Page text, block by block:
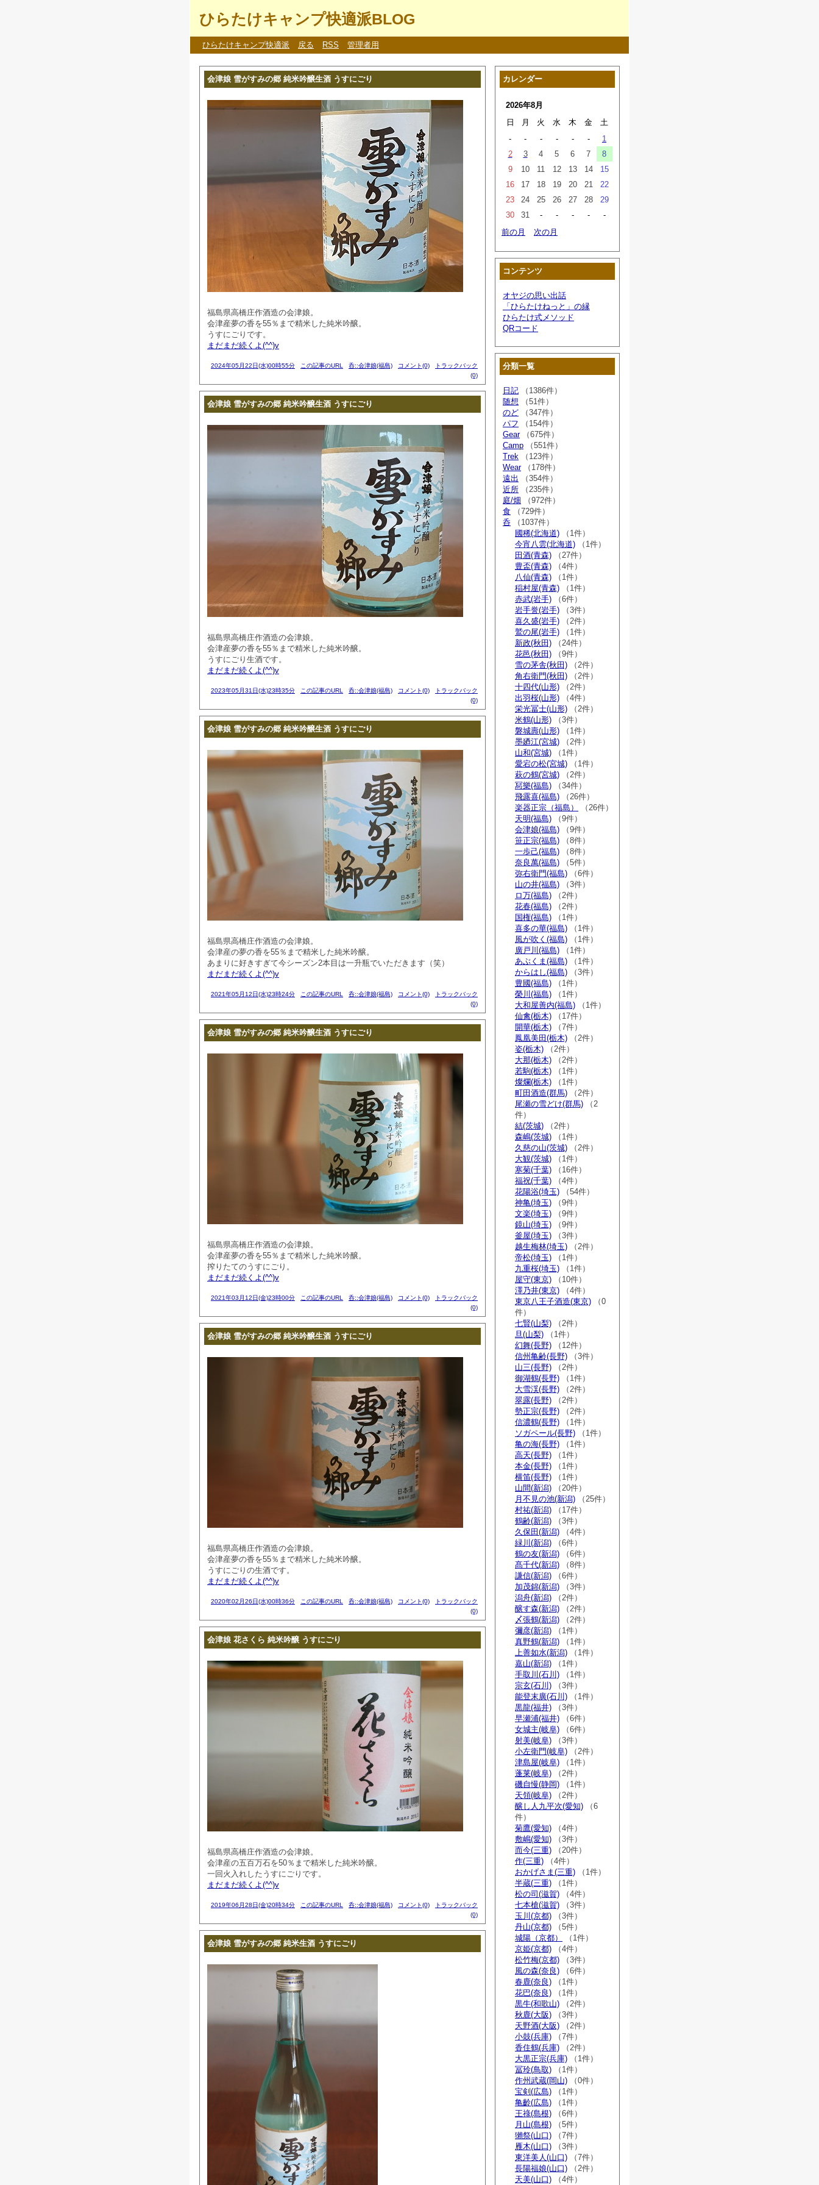
ひらたけキャンプ快適派BLOG
ひらたけキャンプ快適派 戻る RSS 管理者用
会津娘 雪がすみの郷 純米吟醸生酒 うすにごり
福島県高橋庄作酒造の会津娘。
会津産夢の香を55％まで精米した純米吟醸。
うすにごりです。
まだまだ続くよ(^^)v
2024年05月22日(水)00時55分 この記事のURL 呑::会津娘(福島) コメント(0)
トラックバック
(0)
会津娘 雪がすみの郷 純米吟醸生酒 うすにごり
福島県高橋庄作酒造の会津娘。
会津産夢の香を55％まで精米した純米吟醸。
うすにごり生酒です。
まだまだ続くよ(^^)v
2023年05月31日(水)23時35分 この記事のURL 呑::会津娘(福島) コメント(0)
トラックバック
(0)
会津娘 雪がすみの郷 純米吟醸生酒 うすにごり
福島県高橋庄作酒造の会津娘。
会津産の夢の香を55％まで精米した純米吟醸。
あまりに好きすぎて今シーズン2本目は一升瓶でいただきます（笑）
まだまだ続くよ(^^)v
2021年05月12日(水)23時24分 この記事のURL 呑::会津娘(福島) コメント(0)
トラックバック
(0)
会津娘 雪がすみの郷 純米吟醸生酒 うすにごり
福島県高橋庄作酒造の会津娘。
会津産夢の香を55％まで精米した純米吟醸。
搾りたてのうすにごり。
まだまだ続くよ(^^)v
2021年03月12日(金)23時00分 この記事のURL 呑::会津娘(福島) コメント(0)
トラックバック
(0)
会津娘 雪がすみの郷 純米吟醸生酒 うすにごり
福島県高橋庄作酒造の会津娘。
会津産夢の香を55％まで精米した純米吟醸。
うすにごりの生酒です。
まだまだ続くよ(^^)v
2020年02月26日(水)00時36分 この記事のURL 呑::会津娘(福島) コメント(0)
トラックバック
(0)
会津娘 花さくら 純米吟醸 うすにごり
福島県高橋庄作酒造の会津娘。
会津産の五百万石を50％まで精米した純米吟醸。
一回火入れしたうすにごりです。
まだまだ続くよ(^^)v
2019年06月28日(金)20時34分 この記事のURL 呑::会津娘(福島) コメント(0)
トラックバック
(0)
会津娘 雪がすみの郷 純米生酒 うすにごり
カレンダー
2026年8月
日
月 火 水 木 金
土
-
- - - - -
1
2
3 4 5 6 7
8
9
10 11 12 13 14
15
16
17 18 19 20 21
22
23
24 25 26 27 28
29
30
31 - - - -
-
前の月
次の月
コンテンツ
オヤジの思い出話
「ひらたけねっと」の縁
ひらたけ式メソッド
QRコード
分類一覧
日記 （1386件）
随想 （51件）
のど （347件）
パフ （154件）
Gear（675件）
Camp （551件）
Trek （123件）
Wear（178件）
遠出
（354件）
近所 （235件）
庭/畑 （972件）
食 （729件）
呑 （1037件）
國稀(北海道) （1件）
今宵八雲(北海道) （1件）
田酒(青森) （27件）
豊盃(青森) （4件）
八仙(青森) （1件）
稲村屋(青森) （1件）
赤武(岩手) （6件）
岩手誉(岩手) （3件）
喜久盛(岩手) （2件）
鷲の尾(岩手) （1件）
新政(秋田) （24件）
花邑(秋田) （9件）
雪の茅舎(秋田) （2件）
角右衛門(秋田) （2件）
十四代(山形) （2件）
出羽桜(山形) （4件）
栄光冨士(山形) （2件）
米鶴(山形) （3件）
磐城壽(山形) （1件）
墨廼江(宮城) （2件）
山和(宮城) （1件）
愛宕の松(宮城) （1件）
萩の鶴(宮城) （2件）
冩樂(福島) （34件）
飛露喜(福島) （26件）
楽器正宗（福島）
（26件）
天明(福島) （9件）
会津娘(福島) （9件）
笹正宗(福島) （8件）
一歩己(福島) （8件）
奈良萬(福島) （5件）
弥右衛門(福島) （6件）
山の井(福島) （3件）
ロ万(福島) （2件）
花春(福島) （2件）
国権(福島) （1件）
喜多の華(福島) （1件）
風が吹く(福島) （1件）
廣戸川(福島) （1件）
あぶくま(福島) （1件）
からはし(福島) （3件）
豊國(福島) （1件）
榮川(福島) （1件）
大和屋善内(福島) （1件）
仙禽(栃木) （17件）
開華(栃木) （7件）
鳳凰美田(栃木) （2件）
姿(栃木) （2件）
大那(栃木) （2件）
若駒(栃木) （1件）
燦爛(栃木) （1件）
町田酒造(群馬) （2件）
尾瀬の雪どけ(群馬) （2
件）
結(茨城) （2件）
森嶋(茨城) （1件）
久慈の山(茨城) （2件）
大観(茨城) （1件）
寒菊(千葉) （16件）
福祝(千葉) （4件）
花陽浴(埼玉) （54件）
神亀(埼玉) （9件）
文楽(埼玉) （9件）
鏡山(埼玉) （9件）
釜屋(埼玉) （3件）
越生梅林(埼玉) （2件）
帝松(埼玉) （1件）
九重桜(埼玉) （1件）
屋守(東京) （10件）
澤乃井(東京) （4件）
東京八王子酒造(東京) （0
件）
七賢(山梨) （2件）
旦(山梨) （1件）
幻舞(長野) （12件）
信州亀齢(長野) （3件）
山三(長野) （2件）
御湖鶴(長野) （1件）
大雪渓(長野) （2件）
翠露(長野) （2件）
勢正宗(長野) （2件）
信濃鶴(長野) （1件）
ソガペール(長野) （1件）
亀の海(長野) （1件）
高天(長野) （1件）
本金(長野) （1件）
横笛(長野) （1件）
山間(新潟) （20件）
月不見の池(新潟) （25件）
村祐(新潟) （17件）
鶴齢(新潟) （3件）
久保田(新潟) （4件）
緑川(新潟) （6件）
鶴の友(新潟) （6件）
髙千代(新潟) （8件）
謙信(新潟) （6件）
加茂錦(新潟) （3件）
潟舟(新潟) （2件）
醸す森(新潟) （2件）
〆張鶴(新潟) （2件）
彌彦(新潟) （1件）
真野鶴(新潟) （1件）
上善如水(新潟) （1件）
嘉山(新潟) （1件）
手取川(石川) （1件）
宗玄(石川) （3件）
能登末廣(石川) （1件）
黒龍(福井) （3件）
早瀬浦(福井) （6件）
女城主(岐阜) （6件）
射美(岐阜) （3件）
小左衛門(岐阜) （2件）
津島屋(岐阜) （1件）
蓬莱(岐阜) （2件）
磯自慢(静岡) （1件）
天領(岐阜) （2件）
醸し人九平次(愛知) （6
件）
菊鷹(愛知) （4件）
敷嶋(愛知) （3件）
而今(三重) （20件）
作(三重) （4件）
おかげさま(三重) （1件）
半蔵(三重) （1件）
松の司(滋賀) （4件）
七本槍(滋賀) （3件）
玉川(京都) （3件）
丹山(京都) （5件）
城陽（京都）
（1件）
京姫(京都) （4件）
松竹梅(京都) （3件）
風の森(奈良) （6件）
春鹿(奈良) （1件）
花巴(奈良) （1件）
黒牛(和歌山) （2件）
秋鹿(大阪) （3件）
天野酒(大阪) （2件）
小鼓(兵庫) （7件）
香住鶴(兵庫) （2件）
大黒正宗(兵庫) （1件）
冨玲(鳥取) （1件）
作州武蔵(岡山) （0件）
宝剣(広島) （1件）
亀齡(広島) （1件）
王祿(島根) （6件）
月山(島根) （5件）
獺祭(山口) （7件）
雁木(山口) （3件）
東洋美人(山口) （7件）
長陽福娘(山口) （2件）
天美(山口) （4件）